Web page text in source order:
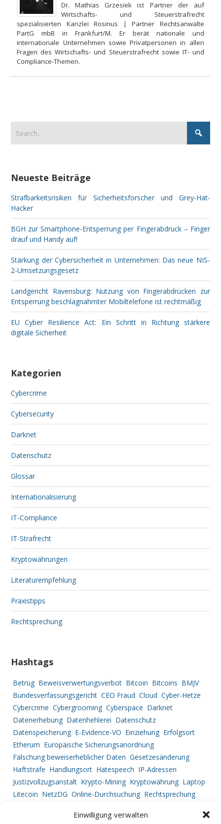
Einwilligung verwalten
Dr. Mathias Grzesiek ist Partner der auf
Wirtschafts- und Steuerstrafrecht
spezialisierten Kanzlei Rosinus | Partner Rechtsanwälte
PartG mbB in Frankfurt/M. Er berät nationale und
internationale Unternehmen sowie Privatpersonen in allen
Fragen des Wirtschafts- und Steuerstrafrecht sowie IT- und
Compliance-Themen.
Neueste Beiträge
Strafbarkeitsrisiken für Sicherheitsforscher und Grey-Hat-
Hacker
BGH zur Smartphone-Entsperrung per Fingerabdruck – Finger
drauf und Handy auf!
Stärkung der Cybersicherheit in Unternehmen: Das neue NIS-
2-Umsetzungsgesetz
Landgericht Ravensburg: Nutzung von Fingerabdrücken zur
Entsperrung beschlagnahmter Mobiltelefone ist rechtmäßig
EU Cyber Resilience Act: Ein Schritt in Richtung stärkere
digitale Sicherheit
Kategorien
Cybercrime
Cybersecurity
Darknet
Datenschutz
Glossar
Internationalisierung
IT-Compliance
IT-Strafrecht
Kryptowährungen
Literaturempfehlung
Praxistipps
Rechtsprechung
Hashtags
Betrug Beweisverwertungsverbot Bitcoin Bitcoins BMJV
Bundesverfassungsgericht CEO Fraud Cloud Cyber-Hetze
Cybercrime Cybergrooming Cyberspace Darknet
Datenerhebung Datenhehlerei Datenschutz
Datenspeicherung E-Evidence-VO Einziehung Erfolgsort
Etherum Europäische Sicherungsanordnung
Fälschung beweiserheblicher Daten Gesetzesänderung
Haftstrafe Handlungsort Hatespeech IP-Adressen
Justizvollzugsanstalt Krypto-Mining Kryptowährung Laptop
Litecoin NetzDG Online-Durchsuchung Rechtsprechung
Telekommunikationsüberwachung